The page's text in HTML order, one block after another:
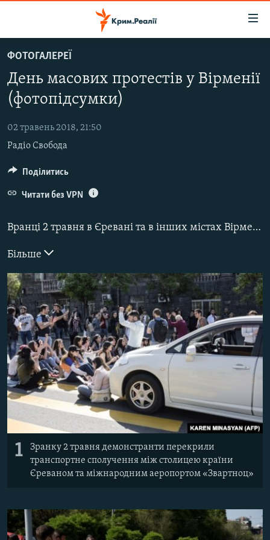
до
основного
матеріалу
Перейти
до
навігації
Перейти
пошуку
ВОДА.КРИМ
ВІДЕО ТА ФОТО
ПОЛІТИКА
БЛОГИ
ПОГЛЯД
ІНТЕРВ'Ю
ДЕПОРТАЦІЯ
ВІДЕОУРОКИ «ELIFBE»
СВІДЧЕННЯ ОКУПАЦІЇ
УКРАЇНСЬКА ПРОБЛЕМА КРИМУ
ІНФОГРАФІКА
ЯК ОБІЙТИ БЛОКУВАННЯ
Русский
Qırımtatar
ДОЛУЧАЙСЯ!
Усі сайти RFE/RL
ФОТОГАЛЕРЕЇ
День масових протестів у Вірменії
(фотопідсумки)
02 травень 2018, 21:50
Радіо Свобода
Вранці 2 травня в Єревані та в інших містах Вірменії
Більше
1
Зранку 2 травня демонстранти перекрили
транспортне сполучення між столицею країни
Єреваном та міжнародним аеропортом «Звартноц»
Поділитись
Читати без VPN